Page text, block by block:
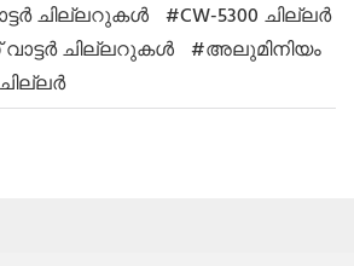
ചില്ലറുകൾ #CW-5300 ചില്ലർ
വാട്ടർ ചില്ലറുകൾ #അലുമിനിയം